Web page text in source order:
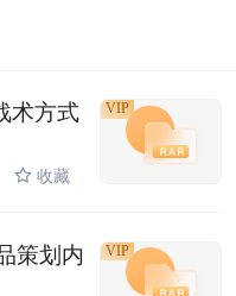
术方式
收藏
VIP
策划内
VIP